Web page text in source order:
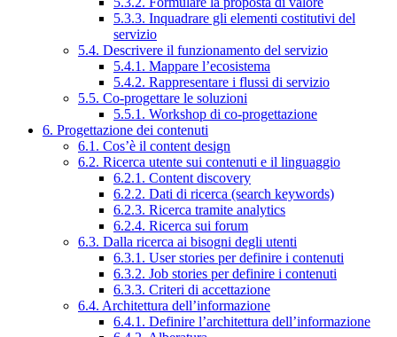
5.3.3. Inquadrare gli elementi costitutivi del
servizio
5.4. Descrivere il funzionamento del servizio
5.4.1. Mappare l’ecosistema
5.4.2. Rappresentare i flussi di servizio
5.5. Co-progettare le soluzioni
5.5.1. Workshop di co-progettazione
6. Progettazione dei contenuti
6.1. Cos’è il content design
6.2. Ricerca utente sui contenuti e il linguaggio
6.2.1. Content discovery
6.2.2. Dati di ricerca (search keywords)
6.2.3. Ricerca tramite analytics
6.2.4. Ricerca sui forum
6.3. Dalla ricerca ai bisogni degli utenti
6.3.1. User stories per definire i contenuti
6.3.2. Job stories per definire i contenuti
6.3.3. Criteri di accettazione
6.4. Architettura dell’informazione
6.4.1. Definire l’architettura dell’informazione